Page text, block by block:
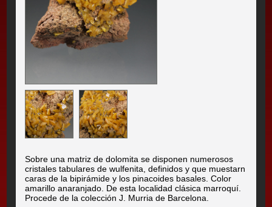
Sobre una matriz de dolomita se disponen numerosos
cristales tabulares de wulfenita, definidos y que muestarn
caras de la bipirámide y los pinacoides basales. Color
amarillo anaranjado. De esta localidad clásica marroquí.
Procede de la colección J. Murria de Barcelona.